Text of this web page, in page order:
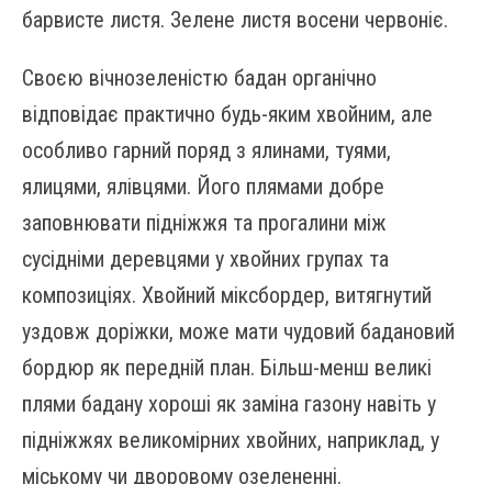
барвисте листя. Зелене листя восени червоніє.
Своєю вічнозеленістю бадан органічно
відповідає практично будь-яким хвойним, але
особливо гарний поряд з ялинами, туями,
ялицями, ялівцями. Його плямами добре
заповнювати підніжжя та прогалини між
сусідніми деревцями у хвойних групах та
композиціях. Хвойний міксбордер, витягнутий
уздовж доріжки, може мати чудовий бадановий
бордюр як передній план. Більш-менш великі
плями бадану хороші як заміна газону навіть у
підніжжях великомірних хвойних, наприклад, у
міському чи дворовому озелененні.